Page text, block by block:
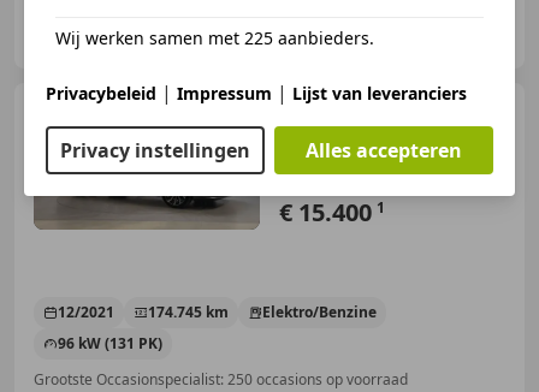
NL-7711 AL NIEUWLEUSEN
Volkswagen Golf
Variant1.5 eTSI DSG Life
Business Alcantara
Stoelverwarmi
€ 15.400 1
12/2021 174.745 km
Elektro/Benzine
96 kW (131 PK)
Grootste Occasionspecialist: 250 occasions op voorraad
Wij werken samen met 225 aanbieders.
Privacybeleid | Impressum | Lijst van leveranciers
Privacy instellingen Alles accepteren